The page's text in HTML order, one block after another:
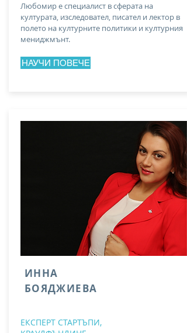
Любомир е специалист в сферата на
културата, изследовател, писател и лектор в
полето на културните политики и културния
мениджмънт.
НАУЧИ ПОВЕЧЕ
ИННА
БОЯДЖИЕВА
ЕКСПЕРТ СТАРТЪПИ,